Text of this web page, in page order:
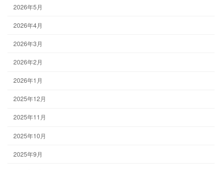
2026年5月
2026年4月
2026年3月
2026年2月
2026年1月
2025年12月
2025年11月
2025年10月
2025年9月